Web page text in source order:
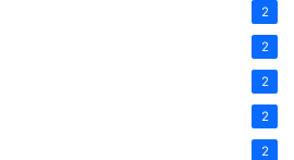
2
2
2
2
2